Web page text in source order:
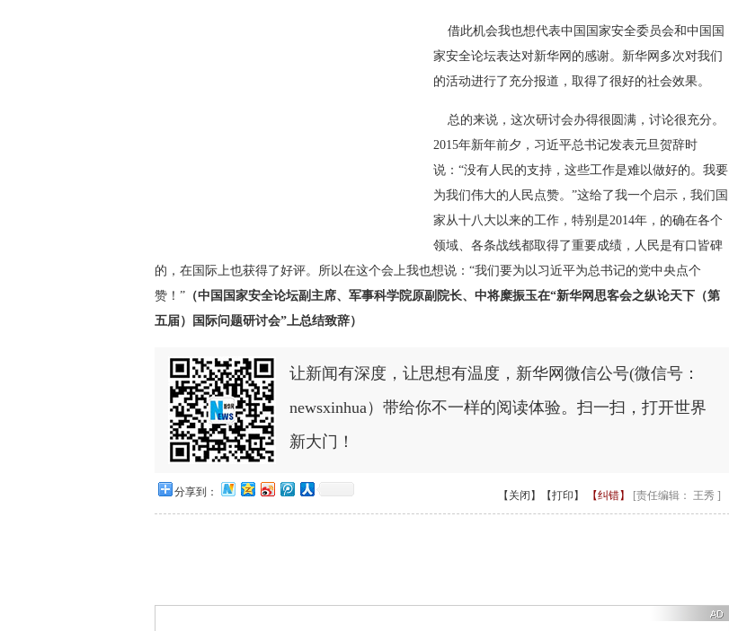
借此机会我也想代表中国国家安全委员会和中国国
家安全论坛表达对新华网的感谢。新华网多次对我们
的活动进行了充分报道，取得了很好的社会效果。
总的来说，这次研讨会办得很圆满，讨论很充分。
2015年新年前夕，习近平总书记发表元旦贺辞时
说：“没有人民的支持，这些工作是难以做好的。我要
为我们伟大的人民点赞。”这给了我一个启示，我们国
家从十八大以来的工作，特别是2014年，的确在各个
领域、各条战线都取得了重要成绩，人民是有口皆碑
的，在国际上也获得了好评。所以在这个会上我也想说：“我们要为以习近平为总书记的党中央点个
赞！” （中国国家安全论坛副主席、军事科学院原副院长、中将糜振玉在“新华网思客会之纵论天下（第
五届）国际问题研讨会”上总结致辞）
让新闻有深度，让思想有温度，新华网微信公号(微信号：
newsxinhua）带给你不一样的阅读体验。扫一扫，打开世界
新大门！
分享到： 【关闭】 【打印】 【纠错】 [责任编辑： 王秀 ]